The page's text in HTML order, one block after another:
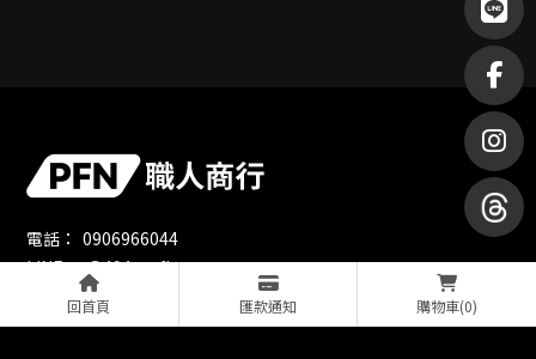
回首頁 匯款通知 購物車(0)
@494usafh
0906966044
職人商行
octt.100